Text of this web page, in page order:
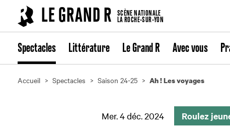
LE GRAND R
SCÈNE NATIONALE
LA ROCHE-SUR-YON
Spectacles Littérature Le Grand R Avec vous
Accueil Spectacles Saison 24-25 Ah ! Les voyages
Mer. 4 déc. 2024 Roulez
Cookies management panel